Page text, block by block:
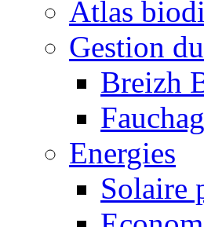
Atlas
Gestion
Breizh
Energies
Solaire